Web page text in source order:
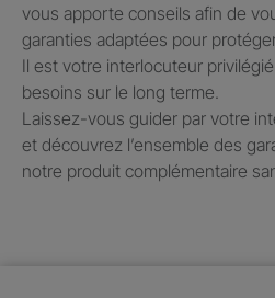
vous apporte conseils afin de
garanties adaptées pour
Il est votre interlocuteur
besoins sur le long terme.​
Laissez-vous guider par votre
et découvrez l’ensemble des
notre produit complémentaire